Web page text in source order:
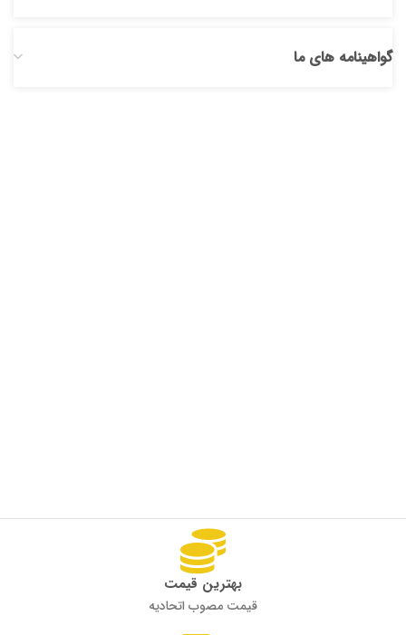
گواهینامه های ما
بهترین قیمت
قیمت مصوب اتحادیه